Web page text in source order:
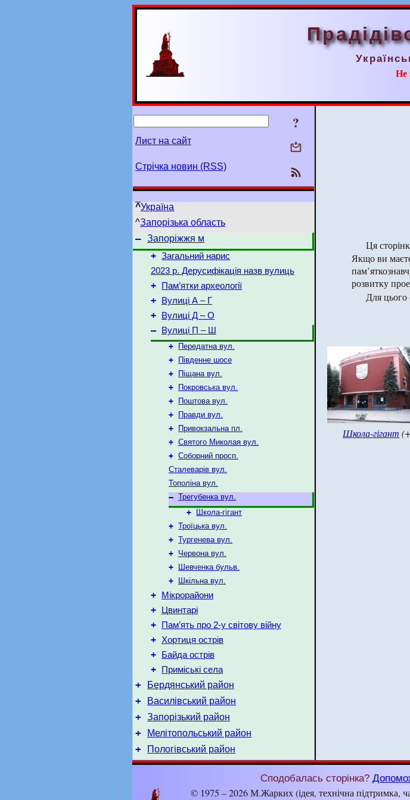
Не
?
Лист на сайт
Стрічка новин (RSS)
^Україна
^Запорізька область
– Запоріжжя м
+ Загальний нарис
2023 р. Дерусифікація назв вулиць
+ Пам’ятки археології
+ Вулиці А – Г
+ Вулиці Д – O
– Вулиці П – Ш
+
Передатна вул.
+
Південне шосе
+
Піщана вул.
+
Покровська вул.
+
Поштова вул.
+
Правди вул.
+
Привокзальна пл.
+ Святого Миколая вул.
+ Соборний просп.
Сталеварів вул.
Тополіна вул.
– Трегубенка вул.
+
Школа-гігант
+ Троїцька вул.
+ Тургенева вул.
+ Червона вул.
+
Шевченка бульв.
+
Шкільна вул.
+ Мікрорайони
+ Цвинтарі
+ Пам’ять про 2-у світову війну
+ Хортиця острів
+ Байда острів
+ Приміські села
+ Бердянський район
+ Василівський район
+ Запорізький район
+ Мелітопольський район
+ Пологівський район
Ця
Якщо ви
розвитку
Для цього
Школа-гігант
Сподобалась сторінка?
© 1975 – 2026 М.Жарких (ідея, технічна підтримка,